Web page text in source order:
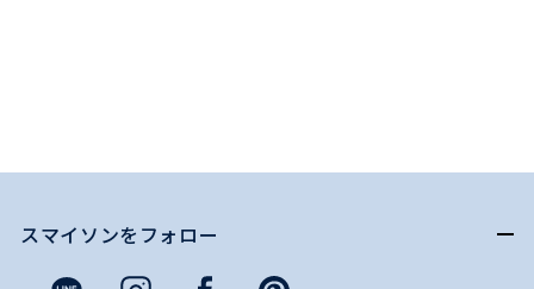
スマイソンをフォロー